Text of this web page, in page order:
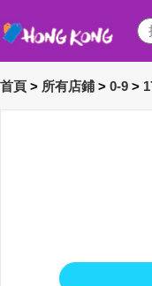
首頁 > 所有店鋪 > 0-9 >